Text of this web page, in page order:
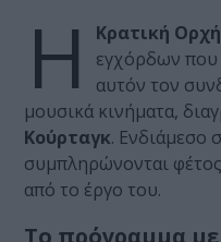
Η Κρατική
εγχόρδων που
αυτόν τον
μουσικά κινήματα,
Κούρταγκ. Ενδιάμεσο
συμπληρώνονται
από το έργο του.